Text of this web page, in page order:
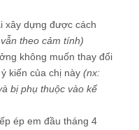
xây dựng được cách
theo cảm tính)
không muốn thay đổi
kiến của chị này (nx:
bị phụ thuộc vào kế
ép em đầu tháng 4